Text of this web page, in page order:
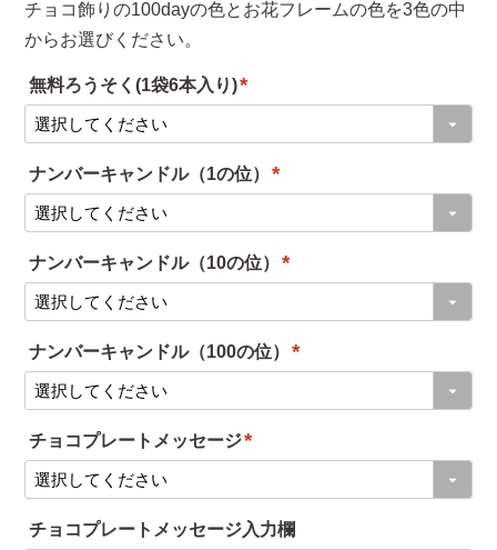
須
チョコ飾りの100dayの色とお花フレームの色を3色の中
からお選びください。
無料ろうそく(1袋6本入り)
必
須
ナンバーキャンドル（1の位）
必
須
ナンバーキャンドル（10の位）
必
須
ナンバーキャンドル（100の位）
必
チョコプレートメッセージ
必
須
チョコプレートメッセージ入力欄